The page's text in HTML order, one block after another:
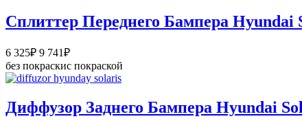
11
Сплиттер Переднего Бампера
6 325₽ 9 741₽Диапазон
цен:
6
9
без покраскис покраской
Диффузор Заднего Бампера Hyundai